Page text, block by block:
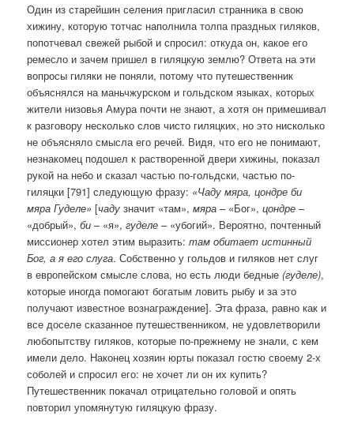
Один из старейшин селения пригласил странника в свою
хижину, которую тотчас наполнила толпа праздных гиляков,
попотчевал свежей рыбой и спросил: откуда он, какое его
ремесло и зачем пришел в гиляцкую землю? Ответа на эти
вопросы гиляки не поняли, потому что путешественник
объяснялся на маньчжурском и гольдском языках, которых
жители низовья Амура почти не знают, а хотя он примешивал
к разговору несколько слов чисто гиляцких, но это нисколько
не объясняло смысла его речей. Видя, что его не понимают,
незнакомец подошел к растворенной двери хижины, показал
рукой на небо и сказал частью по-гольдски, частью по-
гиляцки [791] следующую фразу: «Чаду мяра, цондре би
мяра Гуделе» [чаду значит «там»,мяра – «Бог»,цондре –
«добрый»,би – «я»,гуделе – «убогий». Вероятно, почтенный
миссионер хотел этим выразить:там обитает истинный
Бог, а я его слуга. Собственно у гольдов и гиляков нет слуг
в европейском смысле слова, но есть люди бедные(гуделе),
которые иногда помогают богатым ловить рыбу и за это
получают известное вознаграждение]. Эта фраза, равно как и
все доселе сказанное путешественником, не удовлетворили
любопытству гиляков, которые по-прежнему не знали, с кем
имели дело. Наконец хозяин юрты показал гостю своему 2-х
соболей и спросил его: не хочет ли он их купить?
Путешественник покачал отрицательно головой и опять
повторил упомянутую гиляцкую фразу.